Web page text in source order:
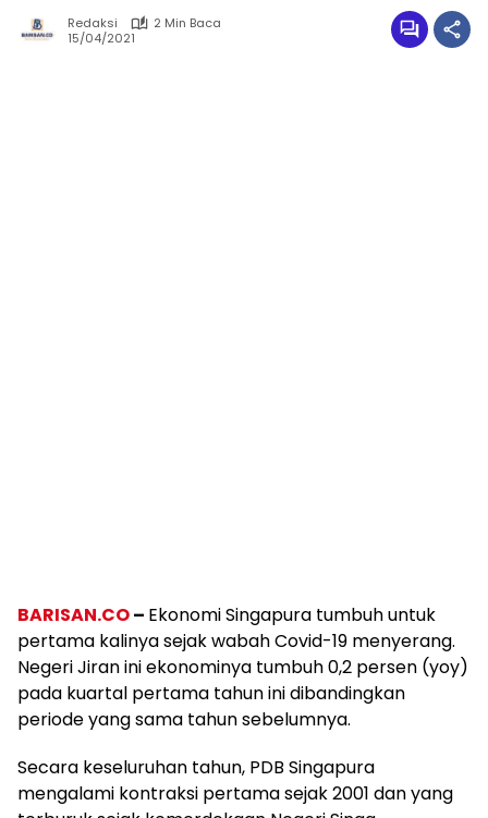
Redaksi
2 Min Baca
15/04/2021
BARISAN.CO– Ekonomi Singapura tumbuh untuk
pertama kalinya sejak wabah Covid-19 menyerang.
Negeri Jiran ini ekonominya tumbuh 0,2 persen (yoy)
pada kuartal pertama tahun ini dibandingkan
periode yang sama tahun sebelumnya.
Secara keseluruhan tahun, PDB Singapura
mengalami kontraksi pertama sejak 2001 dan yang